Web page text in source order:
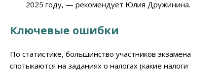
2025 году, — рекомендует Юлия Дружинина.
Ключевые ошибки
По статистике, большинство участников экзамена
спотыкаются на заданиях о налогах (какие налоги